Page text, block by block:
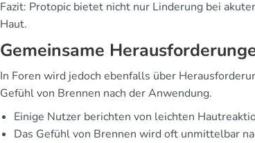
Fazit: Protopic bietet nicht nur Linderung bei
Haut.
Gemeinsame
In Foren wird jedoch ebenfalls über
Gefühl von Brennen nach der Anwendung.
Einige Nutzer berichten von leichten
Das Gefühl von Brennen wird oft unmittelbar